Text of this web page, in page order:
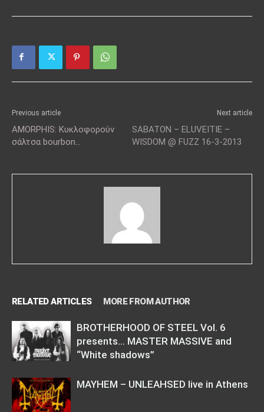
Previous article
AMORPHIS: Κυκλοφορούν
σάλτσα bourbon…
Next article
SABATON – ELUVEITIE –
WISDOM @ FUZZ 16-3-2013
RELATED ARTICLES MORE FROM AUTHOR
BROTHERHOOD OF STEEL Vol. 6
presents… MASTER MASSIVE and
“White shadows”
MAYHEM – UNLEAHSED live in Athens